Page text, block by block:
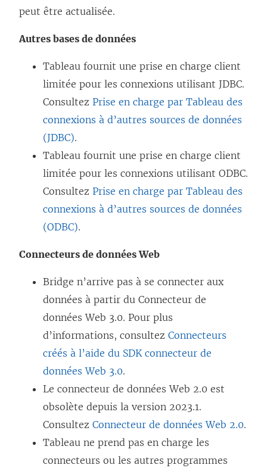
peut être actualisée.
Autres bases de données
Tableau fournit une prise en charge client
limitée pour les connexions utilisant JDBC.
Consultez Prise en charge par Tableau des
connexions à d’autres sources de données
(JDBC).
Tableau fournit une prise en charge client
limitée pour les connexions utilisant ODBC.
Consultez Prise en charge par Tableau des
connexions à d’autres sources de données
(ODBC).
Connecteurs de données Web
Bridge n’arrive pas à se connecter aux
données à partir du Connecteur de
données Web 3.0. Pour plus
d’informations, consultez Connecteurs
créés à l’aide du SDK connecteur de
données Web 3.0.
Le connecteur de données Web 2.0 est
obsolète depuis la version 2023.1.
Consultez Connecteur de données Web 2.0.
Tableau ne prend pas en charge les
connecteurs ou les autres programmes